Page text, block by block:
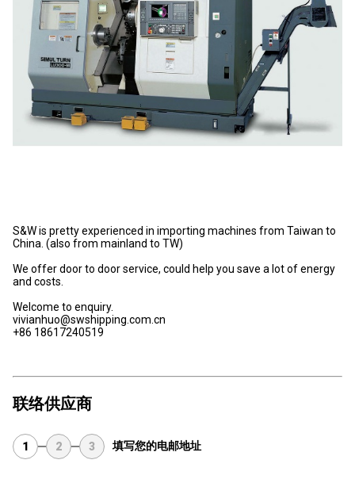
S&W is pretty experienced in importing machines from Taiwan to
China. (also from mainland to TW)
We offer door to door service, could help you save a lot of energy
and costs.
Welcome to enquiry.
vivianhuo@swshipping.com.cn
+86 18617240519
联络供应商
1 2 3 填写您的电邮地址